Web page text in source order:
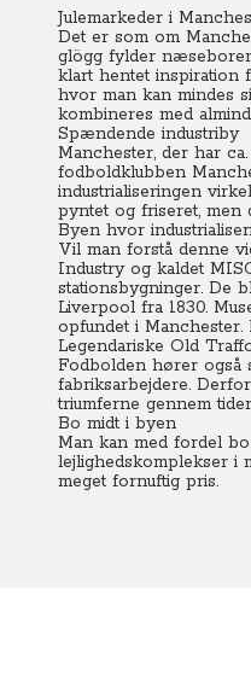
Julemarkeder i
Det er som om
glögg fylder
klart hentet inspiration
hvor man kan mindes
kombineres med
Spændende industriby
Manchester, der har
fodboldklubben
industrialiseringen
pyntet og friseret, men
Byen hvor
Vil man forstå denne
Industry og kaldet
stationsbygninger. De
Liverpool fra 1830.
opfundet i
Legendariske Old
Fodbolden hører også
fabriksarbejdere.
triumferne gennem
Bo midt i byen
Man kan med fordel
lejlighedskomplekser i
meget fornuftig pris.